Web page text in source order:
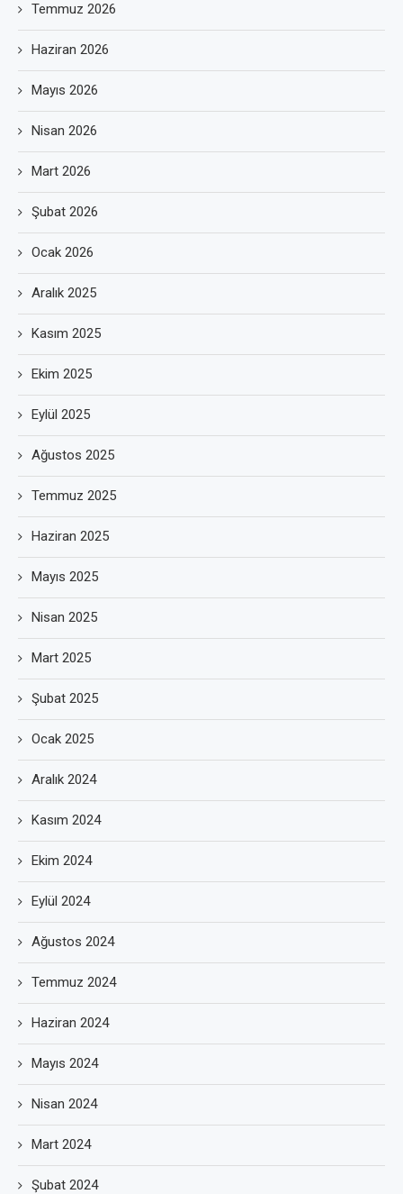
Temmuz 2026
Haziran 2026
Mayıs 2026
Nisan 2026
Mart 2026
Şubat 2026
Ocak 2026
Aralık 2025
Kasım 2025
Ekim 2025
Eylül 2025
Ağustos 2025
Temmuz 2025
Haziran 2025
Mayıs 2025
Nisan 2025
Mart 2025
Şubat 2025
Ocak 2025
Aralık 2024
Kasım 2024
Ekim 2024
Eylül 2024
Ağustos 2024
Temmuz 2024
Haziran 2024
Mayıs 2024
Nisan 2024
Mart 2024
Şubat 2024